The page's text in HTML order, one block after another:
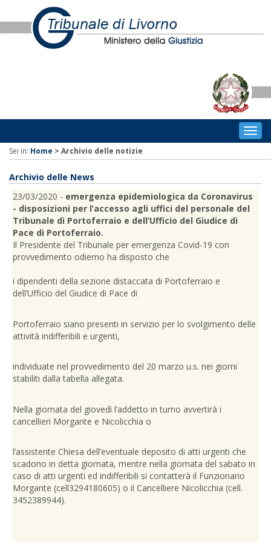
Sei in: Home > Archivio delle notizie
Archivio delle News
23/03/2020 - emergenza epidemiologica da Coronavirus
- disposizioni per l’accesso agli uffici del personale del
Tribunale di Portoferraio e dell’Ufficio del Giudice di
Pace di Portoferraio.
Il Presidente del Tribunale per emergenza Covid-19 con
provvedimento odierno ha disposto che
i dipendenti della sezione distaccata di Portoferraio e
dell’Ufficio del Giudice di Pace di
Portoferraio siano presenti in servizio per lo svolgimento delle
attività indifferibili e urgenti,
individuate nel provvedimento del 20 marzo u.s. nei giorni
stabiliti dalla tabella allegata.
Nella giornata del giovedì l’addetto in turno avvertirà i
cancellieri Morgante e Nicolicchia o
l’assistente Chiesa dell’eventuale deposito di atti urgenti che
scadono in detta giornata, mentre nella giornata del sabato in
caso di atti urgenti ed indifferibili si contatterà il Funzionario
Morgante (cell3294180605) o il Cancelliere Nicolicchia (cell.
3452389944).